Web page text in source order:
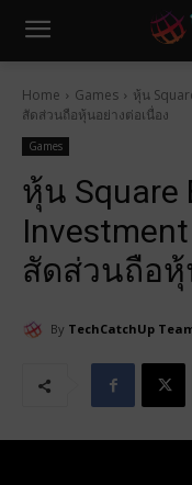
Home Games
หุ้น
สัดส่วนถือหุ้นอย่างต่อเนื่อง
Games
หุ้น Square
สัดส่วนถือหุ้
By TechCatchUp